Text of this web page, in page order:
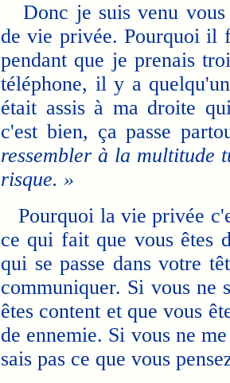
Donc je suis venu vous
de vie privée. Pourquoi il
pendant que je prenais
téléphone, il y a
était assis à ma droite
c'est bien, ça passe
ressembler à la multitude
risque. »
Pourquoi la vie privée
ce qui fait que vous êtes
qui se passe dans votre
communiquer. Si vous ne
êtes content et que vous
de ennemie. Si vous ne
sais pas ce que vous